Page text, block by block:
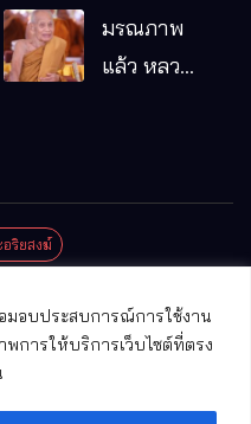
มอบประสบการณ์การใช้งาน
ารให้บริการเว็บไซต์ที่ตรง
หมากอื๋อ
มรณภาพ
แล้ว หลวง
ริยสงฆ์